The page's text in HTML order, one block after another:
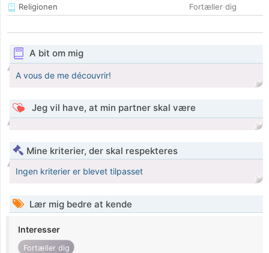
Religionen
Fortæller dig
A bit om mig
A vous de me découvrir!
Jeg vil have, at min partner skal være
Mine kriterier, der skal respekteres
Ingen kriterier er blevet tilpasset
Lær mig bedre at kende
Interesser
Fortæller dig